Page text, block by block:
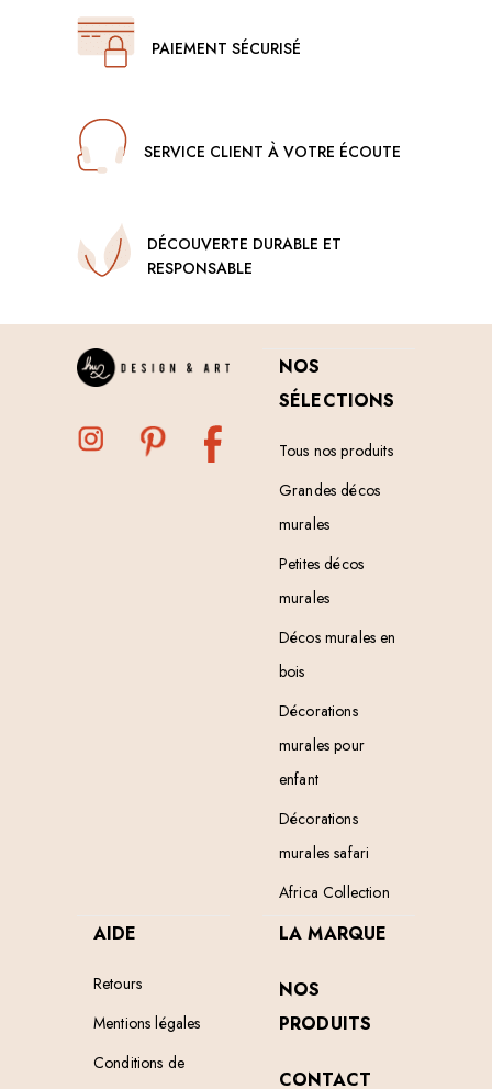
PAIEMENT SÉCURISÉ
SERVICE CLIENT À VOTRE ÉCOUTE
DÉCOUVERTE DURABLE ET
RESPONSABLE
NOS
SÉLECTIONS
Tous nos produits
Grandes décos
murales
Petites décos
murales
Décos murales en
bois
Décorations
murales pour
enfant
Décorations
murales safari
Africa Collection
AIDE
Retours
Mentions légales
Conditions de
LA MARQUE
NOS
PRODUITS
CONTACT